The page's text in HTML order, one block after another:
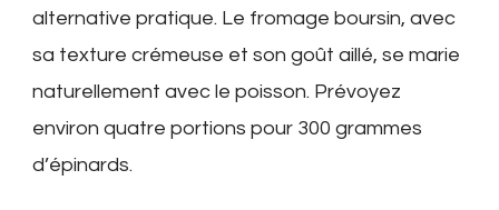
alternative pratique. Le fromage boursin, avec
sa texture crémeuse et son goût aillé, se marie
naturellement avec le poisson. Prévoyez
environ quatre portions pour 300 grammes
d’épinards.